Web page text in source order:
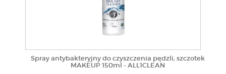
Spray antybakteryjny do czyszczenia pędzli, szczotek
MAKEUP 150ml - ALL1CLEAN